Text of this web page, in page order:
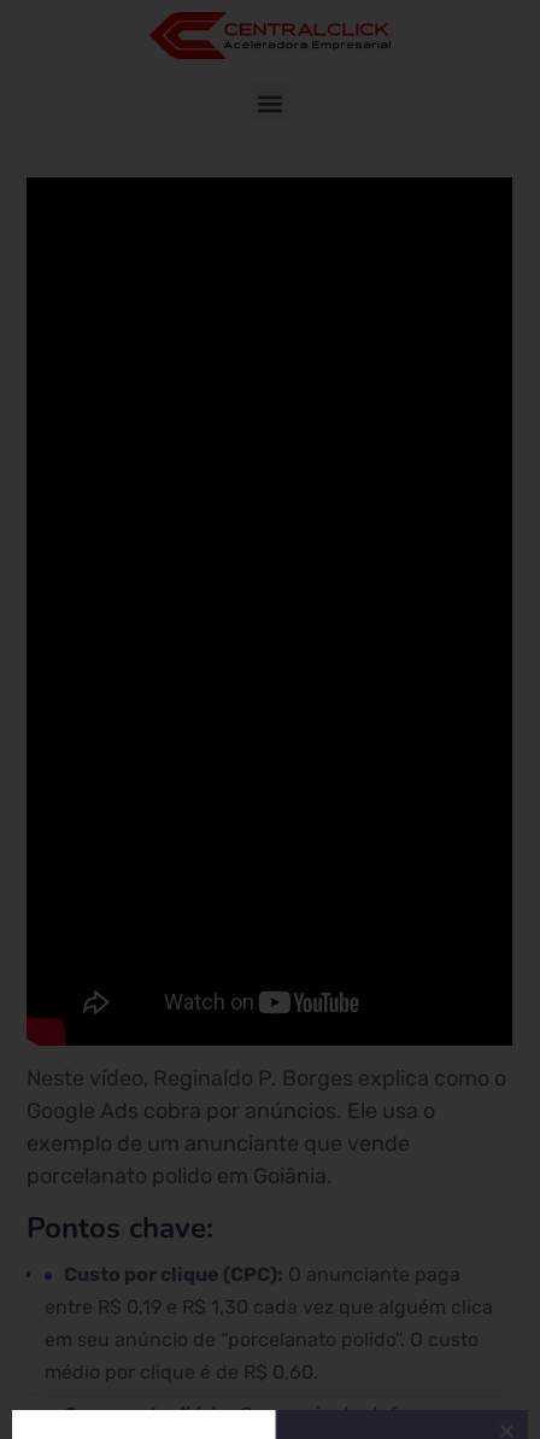
Neste vídeo, Reginaldo P. Borges explica como o
Google Ads cobra por anúncios. Ele usa o
exemplo de um anunciante que vende
porcelanato polido em Goiânia.
Pontos chave:
Custo por clique (CPC): O anunciante paga
entre R$ 0,19 e R$ 1,30 cada vez que alguém clica
em seu anúncio de “porcelanato polido”. O custo
médio por clique é de R$ 0,60.
Orçamento diário:O anunciante define um